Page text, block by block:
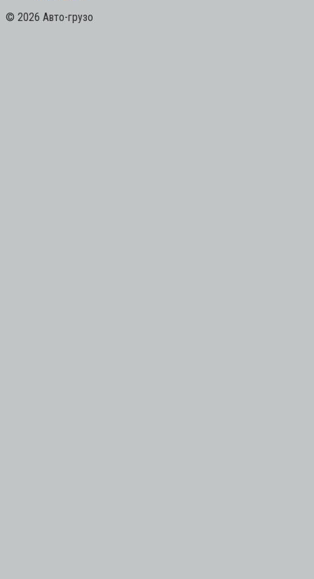
© 2026 Авто-грузо